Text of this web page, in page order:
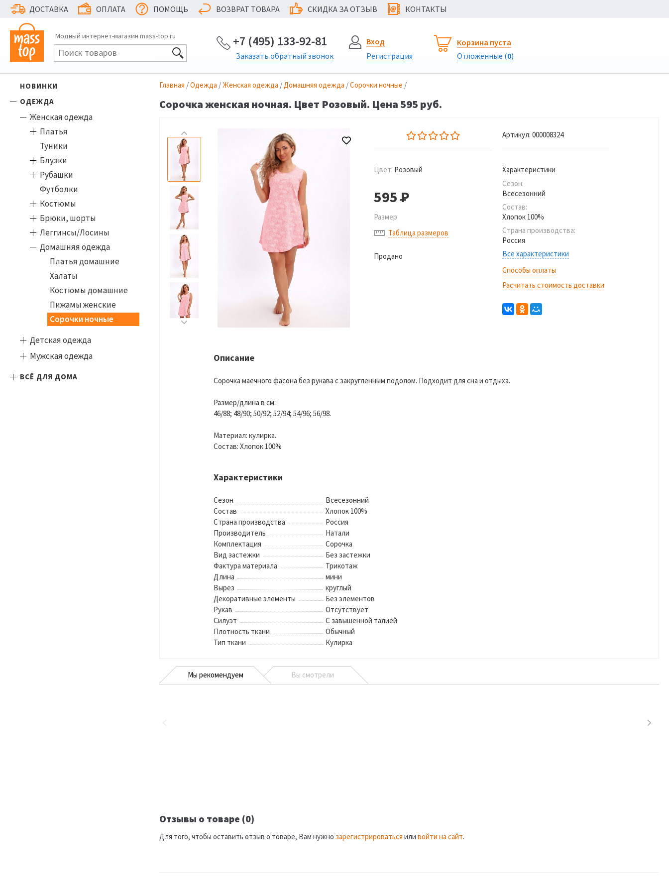
ДОСТАВКА ОПЛАТА ПОМОЩЬ ВОЗВРАТ ТОВАРА СКИДКА ЗА ОТЗЫВ @ КОНТАКТЫ
Модный интернет-магазин mass-top.ru +7 (495) 133-92-81
Заказать обратный звонок
Вход
Регистрация
Корзина пуста
Отложенные (0)
НОВИНКИ
ОДЕЖДА
Женская одежда
Платья
Туники
Блузки
Рубашки
Футболки
Костюмы
Брюки, шорты
Леггинсы/Лосины
Домашняя одежда
Платья домашние
Халаты
Костюмы домашние
Пижамы женские
Сорочки ночные
Детская одежда
Мужская одежда
ВСЁ ДЛЯ ДОМА
Главная /Одежда /Женская одежда /Домашняя одежда /Сорочки ночные /
Сорочка женская ночная. Цвет Розовый. Цена 595 руб.
Цвет: Розовый
595Р
Размер
Таблица размеров
Продано
Артикул: 000008324
Характеристики
Сезон:
Всесезонний
Состав:
Хлопок 100%
Страна производства:
Россия
Все характеристики
Способы оплаты
Расчитать стоимость доставки
Описание
Сорочка маечного фасона без рукава с закругленным подолом. Подходит для сна и отдыха.
Размер/длина в см:
46/88; 48/90; 50/92; 52/94; 54/96; 56/98.
Материал: кулирка.
Состав: Хлопок 100%
Характеристики
Сезон
Всесезонний
Состав
Хлопок 100%
Страна производства
Россия
Производитель
Натали
Комплектация
Сорочка
Вид застежки
Без застежки
Фактура материала
Трикотаж
Длина
мини
Вырез
круглый
Декоративные элементы
Без элементов
Рукав
Отсутствует
Силуэт
С завышенной талией
Плотность ткани
Обычный
Тип ткани
Кулирка
Мы рекомендуем Вы смотрели
Отзывы о товаре (0)
Для того, чтобы оставить отзыв о товаре, Вам нужно зарегистрироваться или войти на сайт.